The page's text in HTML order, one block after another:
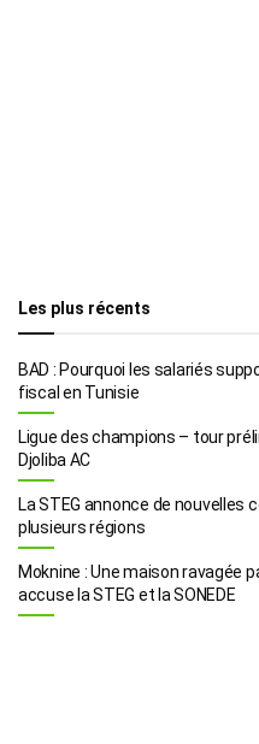
Les plus récents
BAD : Pourquoi les salariés
fiscal en Tunisie
Ligue des champions – tour
Djoliba AC
La STEG annonce de nouvelles
plusieurs régions
Moknine : Une maison ravagée
accuse la STEG et la SONEDE